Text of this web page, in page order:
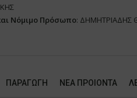
Νόμιμο Πρόσωπο: ΔΗΜΗΤΡΙΑΔΗΣ
ΠΑΡΑΓΩΓΗ ΝΕΑ ΠΡΟΙΟΝΤΑ